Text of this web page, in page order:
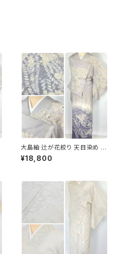
大島紬 辻が花絞り 天目染め 訪
問着 本場大島紬 正絹 グレー
水色 紫 1185
¥18,800